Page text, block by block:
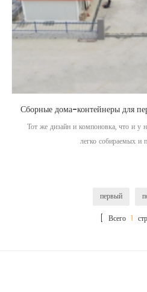
Тот же дизайн и компоновка, что и у
легко собираемых и
первый
[ Всего 1